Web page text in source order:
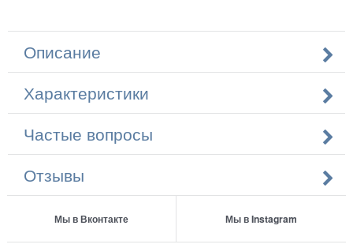
Описание
Характеристики
Частые вопросы
Отзывы
Мы в Вконтакте Мы в Instagram